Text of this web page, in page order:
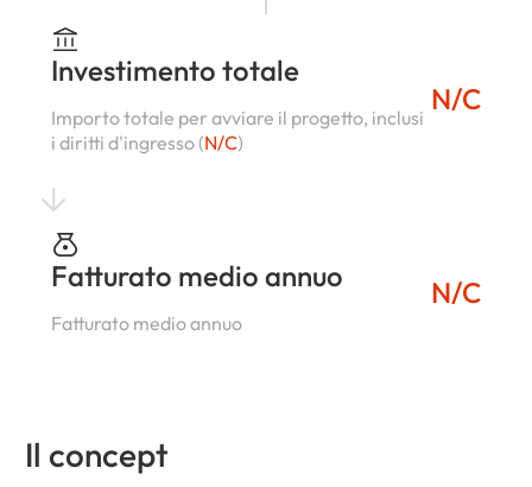
Investimento totale
Importo totale per avviare il progetto, inclusi
i diritti d'ingresso (N/C)
N/C
Fatturato medio annuo
Fatturato medio annuo
N/C
Il concept